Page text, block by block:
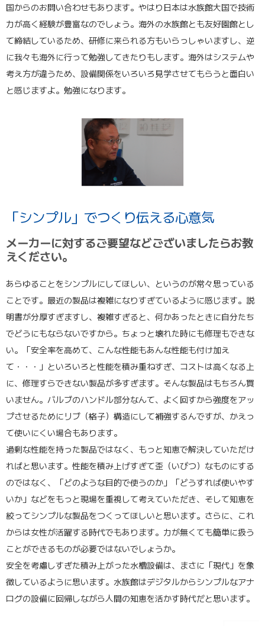
国からのお問い合わせもあります。やはり日本は水族館大国で技術
力が高く経験が豊富なのでしょう。海外の水族館とも友好園館とし
て締結しているため、研修に来られる方もいらっしゃいますし、逆
に我々も海外に行って勉強してきたりもします。海外はシステムや
考え方が違うため、設備関係をいろいろ見学させてもらうと面白い
と感じますよ。勉強になります。
「シンプル」でつくり伝える心意気
メーカーに対するご要望などございましたらお教
えください。
あらゆることをシンプルにしてほしい、というのが常々思っている
ことです。最近の製品は複雑になりすぎているように感じます。説
明書が分厚すぎますし、複雑すぎると、何かあったときに自分たち
でどうにもならないですから。ちょっと壊れた時にも修理もできな
い。「安全率を高めて、こんな性能もあんな性能も付け加え
て・・・」といろいろと性能を積み重ねすぎ、コストは高くなる上
に、修理すらできない製品が多すぎます。そんな製品はもちろん買
いません。バルブのハンドル部分なんて、よく回すから強度をアッ
プさせるためにリブ（格子）構造にして補強するんですが、かえっ
て使いにくい場合もあります。
過剰な性能を持った製品ではなく、もっと知恵で解決していただけ
ればと思います。性能を積み上げすぎて歪（いびつ）なものにする
のではなく、「どのような目的で使うのか」「どうすれば使いやす
いか」などをもっと現場を重視して考えていただき、そして知恵を
絞ってシンプルな製品をつくってほしいと思います。さらに、これ
からは女性が活躍する時代でもあります。力が無くても簡単に扱う
ことができるものが必要ではないでしょうか。
安全を考慮しすぎた積み上がった水槽設備は、まさに「現代」を象
徴しているように思います。水族館はデジタルからシンプルなアナ
ログの設備に回帰しながら人間の知恵を活かす時代だと思います。